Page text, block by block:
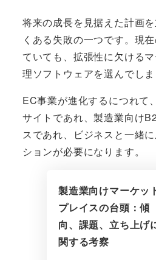
将来の成長を見据えた計画
くある失敗の一つです。現
ていても、拡張性に欠ける
理ソフトウェアを選んでしま
EC事業が進化するにつれて
サイトであれ、製造業向け
スであれ、ビジネスと一緒
ションが必要になります。
製造業向けマーケッ
プレイスの台頭：傾
向、課題、立ち上げ
関する考察